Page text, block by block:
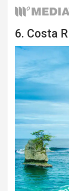
6. Costa